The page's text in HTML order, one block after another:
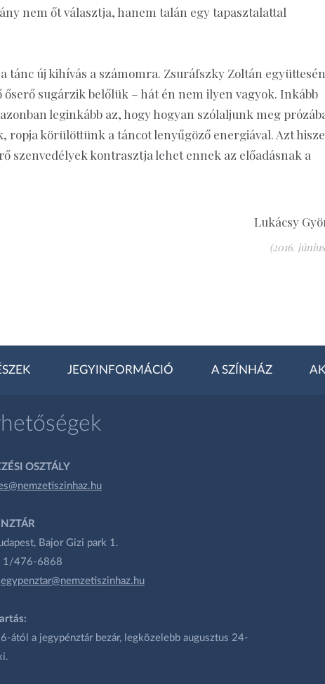
nem őt választja, hanem talán egy tapasztalattal
tánc új kihívás a számomra. Zsuráfszky Zoltán
sugárzik belőlük – hát én nem ilyen vagyok. Inkább
leginkább az, hogy hogyan szólaljunk meg
ropja körülöttünk a táncot lenyűgöző energiával. Azt
szenvedélyek kontrasztja lehet ennek az előadásnak a
Lukácsy
(2016.
JEGYINFORMÁCIÓ A SZÍNHÁZ
OSZTÁLY
Bajor Gizi park 1.
1/476-6868
ától a jegypénztár bezár, legközelebb augusztus 24-